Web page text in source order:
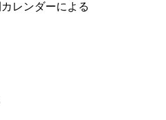
ンダーによる